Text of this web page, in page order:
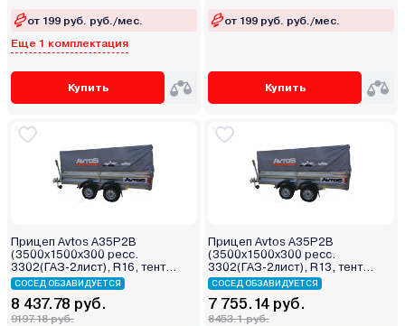
от 199 руб. руб./мес.
Еще 1 комплектация
Купить
от 199 руб. руб./мес.
Купить
Прицеп Avtos A35P2B
(3500х1500х300 ресс.
3302(ГАЗ-2лист), R16, тент
400мм 2ос)
СОСЕД ОБЗАВИДУЕТСЯ
8 437.78 руб.
9197.18 руб.
Прицеп Avtos A35P2B
(3500х1500х300 ресс.
3302(ГАЗ-2лист), R13, тент
400мм 2ос)
СОСЕД ОБЗАВИДУЕТСЯ
7 755.14 руб.
8453.1 руб.